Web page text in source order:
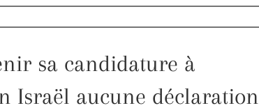
sa candidature à
Israël aucune déclaration